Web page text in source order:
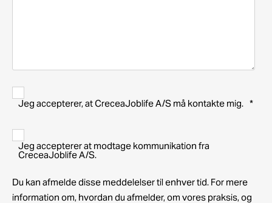
Jeg accepterer, at CreceaJoblife A/S må kontakte mig. *
Jeg accepterer at modtage kommunikation fra
CreceaJoblife A/S.
Du kan afmelde disse meddelelser til enhver tid. For mere
information om, hvordan du afmelder, om vores praksis, og